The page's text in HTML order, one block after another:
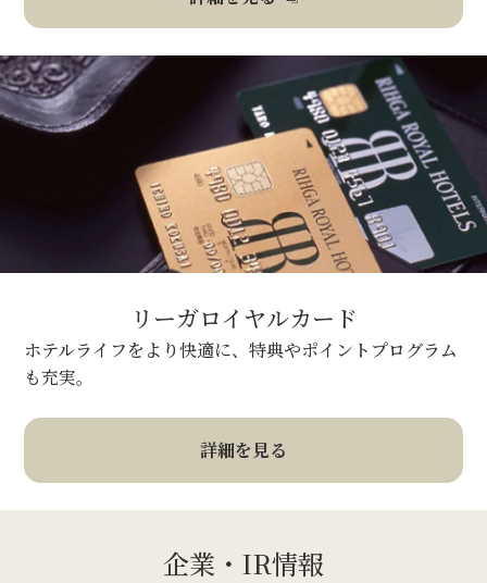
リーガロイヤルカード
ホテルライフをより快適に、特典やポイントプログラム
も充実。
詳細を見る
企業・IR情報